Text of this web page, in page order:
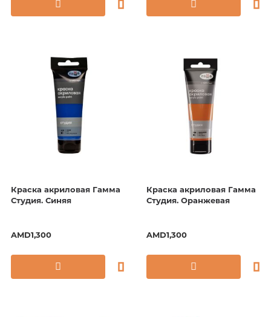
Краска акриловая Гамма
Студия. Синяя
AMD1,300
Краска акриловая Гамма
Студия. Оранжевая
AMD1,300